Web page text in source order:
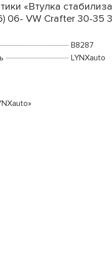
«Втулка
06- VW Crafter 30-35
B8287
LYNXauto